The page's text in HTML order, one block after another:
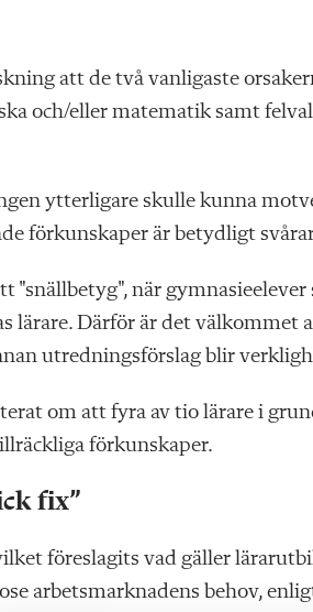
att de två vanligaste
och/eller matematik samt
ytterligare skulle kunna
förkunskaper är betydligt
"snällbetyg", när
lärare. Därför är det
utredningsförslag blir
om att fyra av tio lärare i
förkunskaper.
fix”
föreslagits vad gäller
arbetsmarknadens behov,